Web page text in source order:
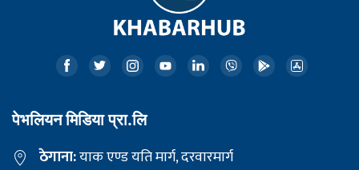
पेभलियन मिडिया प्रा.लि
ठेगाना:याक एण्ड यति मार्ग, दरवारमार्ग